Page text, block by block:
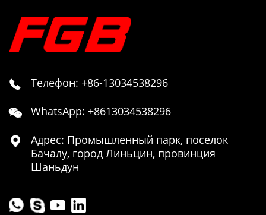
 Телефон: +86-13034538296
 WhatsApp: +8613034538296

Адрес: Промышленный парк, поселок
Бачалу, город Линьцин, провинция
Шаньдун